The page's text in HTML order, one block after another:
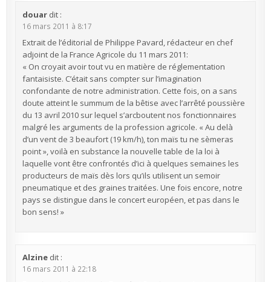
douar dit :
16 mars 2011 à 8:17
Extrait de l’éditorial de Philippe Pavard, rédacteur en chef
adjoint de la France Agricole du 11 mars 2011:
« On croyait avoir tout vu en matière de réglementation
fantaisiste. C’était sans compter sur l’imagination
confondante de notre administration. Cette fois, on a sans
doute atteint le summum de la bêtise avec l’arrêté poussière
du 13 avril 2010 sur lequel s’arcboutent nos fonctionnaires
malgré les arguments de la profession agricole. « Au delà
d’un vent de 3 beaufort (19 km/h), ton maïs tu ne sèmeras
point », voilà en substance la nouvelle table de la loi à
laquelle vont être confrontés d’ici à quelques semaines les
producteurs de maïs dès lors qu’ils utilisent un semoir
pneumatique et des graines traitées. Une fois encore, notre
pays se distingue dans le concert européen, et pas dans le
bon sens! »
Alzine dit :
16 mars 2011 à 22:18